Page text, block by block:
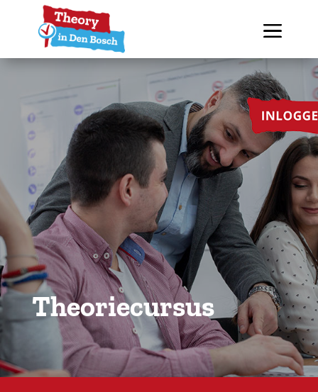
Theoriecursus